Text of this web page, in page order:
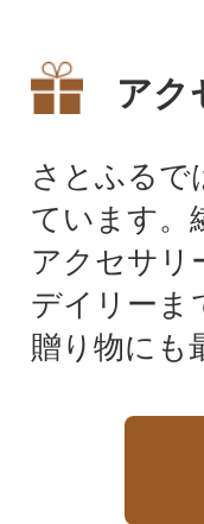
アク
さとふるで
ています。
アクセサリ
デイリーま
贈り物にも